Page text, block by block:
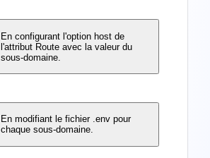
En configurant l'option host de
l'attribut Route avec la valeur du
sous-domaine.
En modifiant le fichier .env pour
chaque sous-domaine.